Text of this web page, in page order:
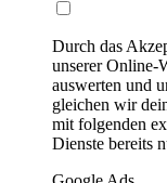
Durch das
unserer Online-
auswerten und
gleichen wir
mit folgenden
Dienste bereits